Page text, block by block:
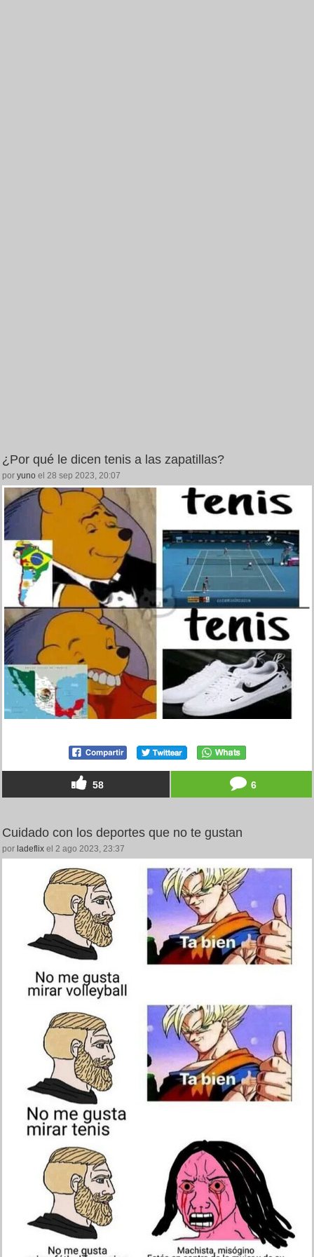
¿Por qué le dicen tenis a las zapatillas?
por yuno el 28 sep 2023, 20:07
58 6
Cuidado con los deportes que no te gustan
por ladeflix el 2 ago 2023, 23:37